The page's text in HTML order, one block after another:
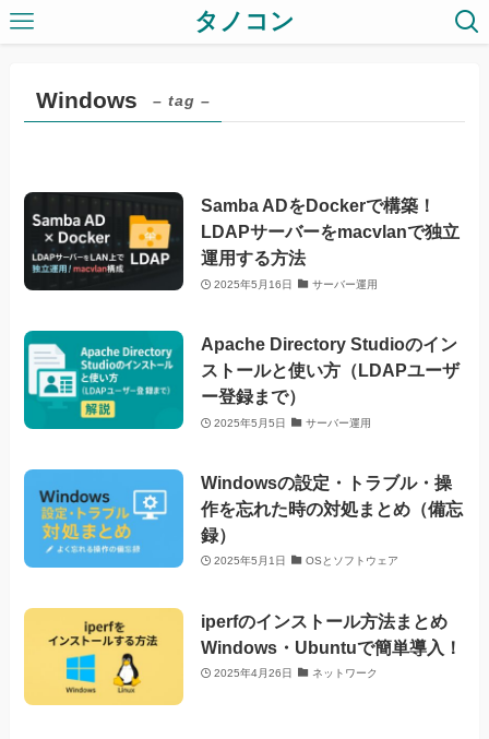
タノコン
Windows – tag –
Samba ADをDockerで構築！
LDAPサーバーをmacvlanで独立
運用する方法
2025年5月16日 サーバー運用
Apache Directory Studioのイン
ストールと使い方（LDAPユーザ
ー登録まで）
2025年5月5日 サーバー運用
Windowsの設定・トラブル・操
作を忘れた時の対処まとめ（備忘
録）
2025年5月1日 OSとソフトウェア
iperfのインストール方法まとめ
Windows・Ubuntuで簡単導入！
2025年4月26日 ネットワーク